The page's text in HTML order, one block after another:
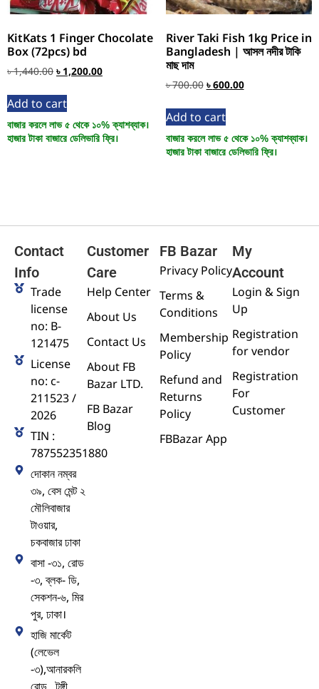
KitKats 1 Finger Chocolate
Box (72pcs) bd
৳1,440.00 ৳ 1,200.00
Add to cart
বাজার করলে লাভ ৫ থেকে ১০% ক্যাশব্যাক।
হাজার টাকা বাজারে ডেলিভারি ফ্রি।
River Taki Fish 1kg Price in
Bangladesh | আসল নদীর টাকি
মাছ দাম
৳700.00 ৳600.00
Add to cart
বাজার করলে লাভ ৫ থেকে ১০% ক্যাশব্যাক।
হাজার টাকা বাজারে ডেলিভারি ফ্রি।
Contact
Info
Trade
license
no: B-
121475
License
no: c-
211523 /
2026
TIN :
787552351880
দোকান নম্বর
৩৯, বেস মেন্ট ২
মৌলিবাজার
টাওয়ার,
চকবাজার ঢাকা
বাসা -৩১, রোড
-৩, ব্লক- ডি,
সেকশন-৬, মির
পুর, ঢাকা।
হাজি মার্কেট
(লেভেল
-৩),আনারকলি
Customer
Care
Help Center
About Us
Contact Us
About FB
Bazar LTD.
FB Bazar
Blog
FB Bazar
Privacy Policy
Terms &
Conditions
Membership
Policy
Refund and
Returns
Policy
FBBazar App
My
Account
Login & Sign
Up
Registration
for vendor
Registration
For
Customer